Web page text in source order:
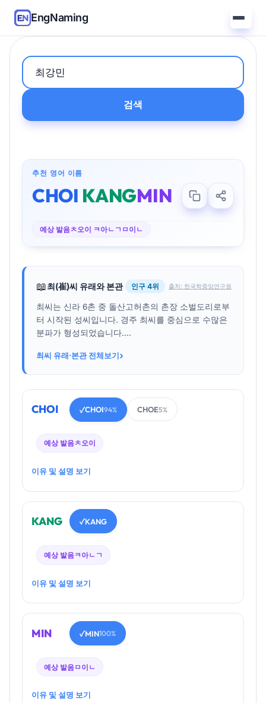
EngNaming
검색
추천 영어 이름
CHOI KANGMIN
예상 발음ㅊ오이 ㅋ아ㄴㄱㅁ이ㄴ
📖최(崔)씨 유래와 본관 인구 4위 출처: 한국학중앙연구원
최씨는 신라 6촌 중 돌산고허촌의 촌장 소벌도리로부
터 시작된 성씨입니다. 경주 최씨를 중심으로 수많은
분파가 형성되었습니다....
최씨 유래·본관 전체보기›
CHOI ✓CHOI94% CHOE5%
예상 발음ㅊ오이
이유 및 설명 보기
KANG ✓KANG
예상 발음ㅋ아ㄴㄱ
이유 및 설명 보기
MIN ✓MIN100%
예상 발음ㅁ이ㄴ
이유 및 설명 보기